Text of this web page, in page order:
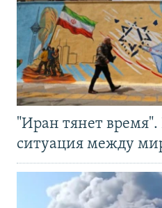
"Иран тянет время".
ситуация между